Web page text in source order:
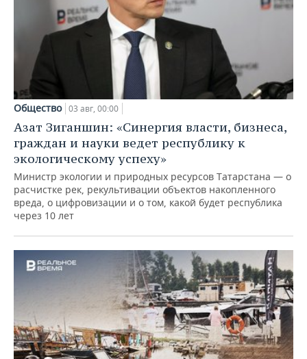
Общество 03 авг, 00:00
Азат Зиганшин: «Синергия власти, бизнеса,
граждан и науки ведет республику к
экологическому успеху»
Министр экологии и природных ресурсов Татарстана — о
расчистке рек, рекультивации объектов накопленного
вреда, о цифровизации и о том, какой будет республика
через 10 лет